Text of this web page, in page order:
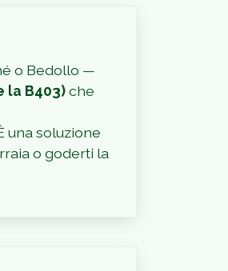
o Bedollo —
la B403)che
una soluzione
o goderti la